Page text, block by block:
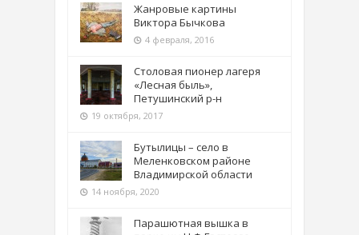
Жанровые картины
Виктора Бычкова
4 февраля, 2016
Столовая пионер лагеря
«Лесная быль»,
Петушинский р-н
19 октября, 2017
Бутылицы – село в
Меленковском районе
Владимирской области
14 ноября, 2020
Парашютная вышка в